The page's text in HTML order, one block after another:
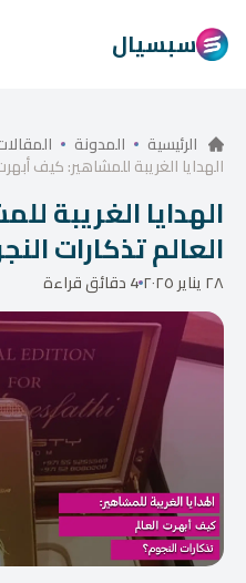
سبسيال
الرئيسية المدونة
الهدايا الغريبة للمشاهير: كيف
الهدايا الغريبة
العالم تذكارات
٢٨ يناير ٢٠٢٥ 4 دقائق قراءة